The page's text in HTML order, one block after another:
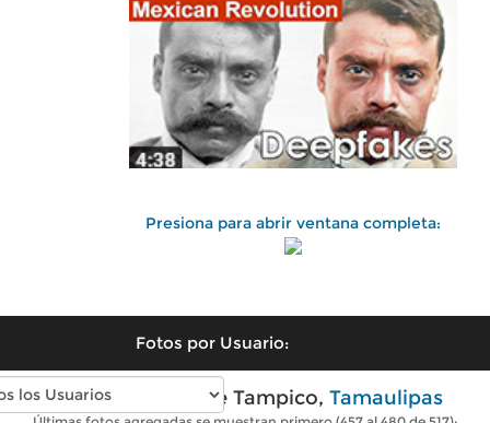
Presiona para abrir ventana completa:
Fotos por Usuario:
Fotos antiguas de Tampico, Tamaulipas